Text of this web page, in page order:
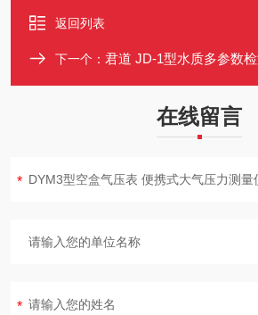
返回列表
下一个： 君道 JD-1型水质多参数检测箱 实验室应
在线留言